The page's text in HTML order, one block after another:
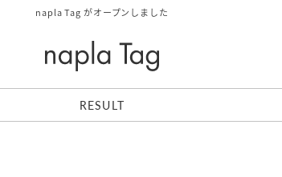
napla Tag がオープンしました
RESULT